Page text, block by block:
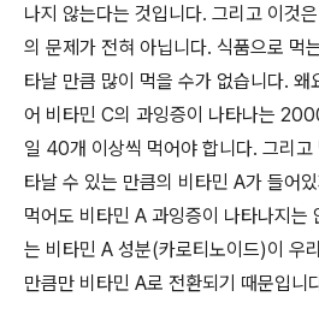
나지 않는다는 것입니다. 그리고 이것
의 문제가 전혀 아닙니다. 식품으로 먹
타날 만큼 많이 먹을 수가 없습니다. 왜
어 비타민 C의 과잉증이 나타나는
일 40개 이상씩 먹어야 합니다. 그리
타날 수 있는 만큼의 비타민 A가 들어
먹어도 비타민 A 과잉증이 나타나지는
는 비타민 A 성분(카로티노이드)이 우
만큼만 비타민 A로 전환되기 때문입니